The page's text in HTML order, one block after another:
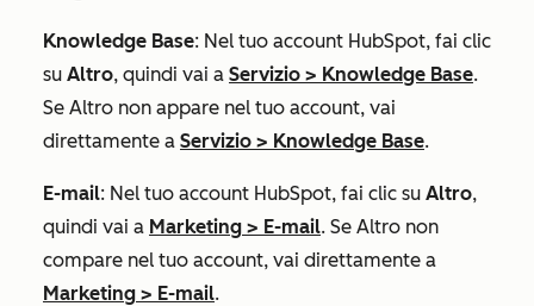
Knowledge Base: Nel tuo account HubSpot, fai clic
su Altro, quindi vai a Servizio > Knowledge Base.
Se Altro non appare nel tuo account, vai
direttamente a Servizio > Knowledge Base.
E-mail: Nel tuo account HubSpot, fai clic su Altro,
quindi vai a Marketing > E-mail. Se Altro non
compare nel tuo account, vai direttamente a
Marketing > E-mail.